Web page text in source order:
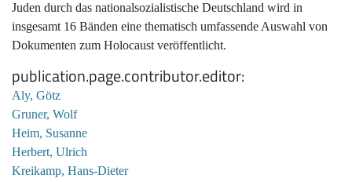
Juden durch das nationalsozialistische Deutschland wird in
insgesamt 16 Bänden eine thematisch umfassende Auswahl von
Dokumenten zum Holocaust veröffentlicht.
publication.page.contributor.editor
Aly, Götz
Gruner, Wolf
Heim, Susanne
Herbert, Ulrich
Kreikamp, Hans-Dieter